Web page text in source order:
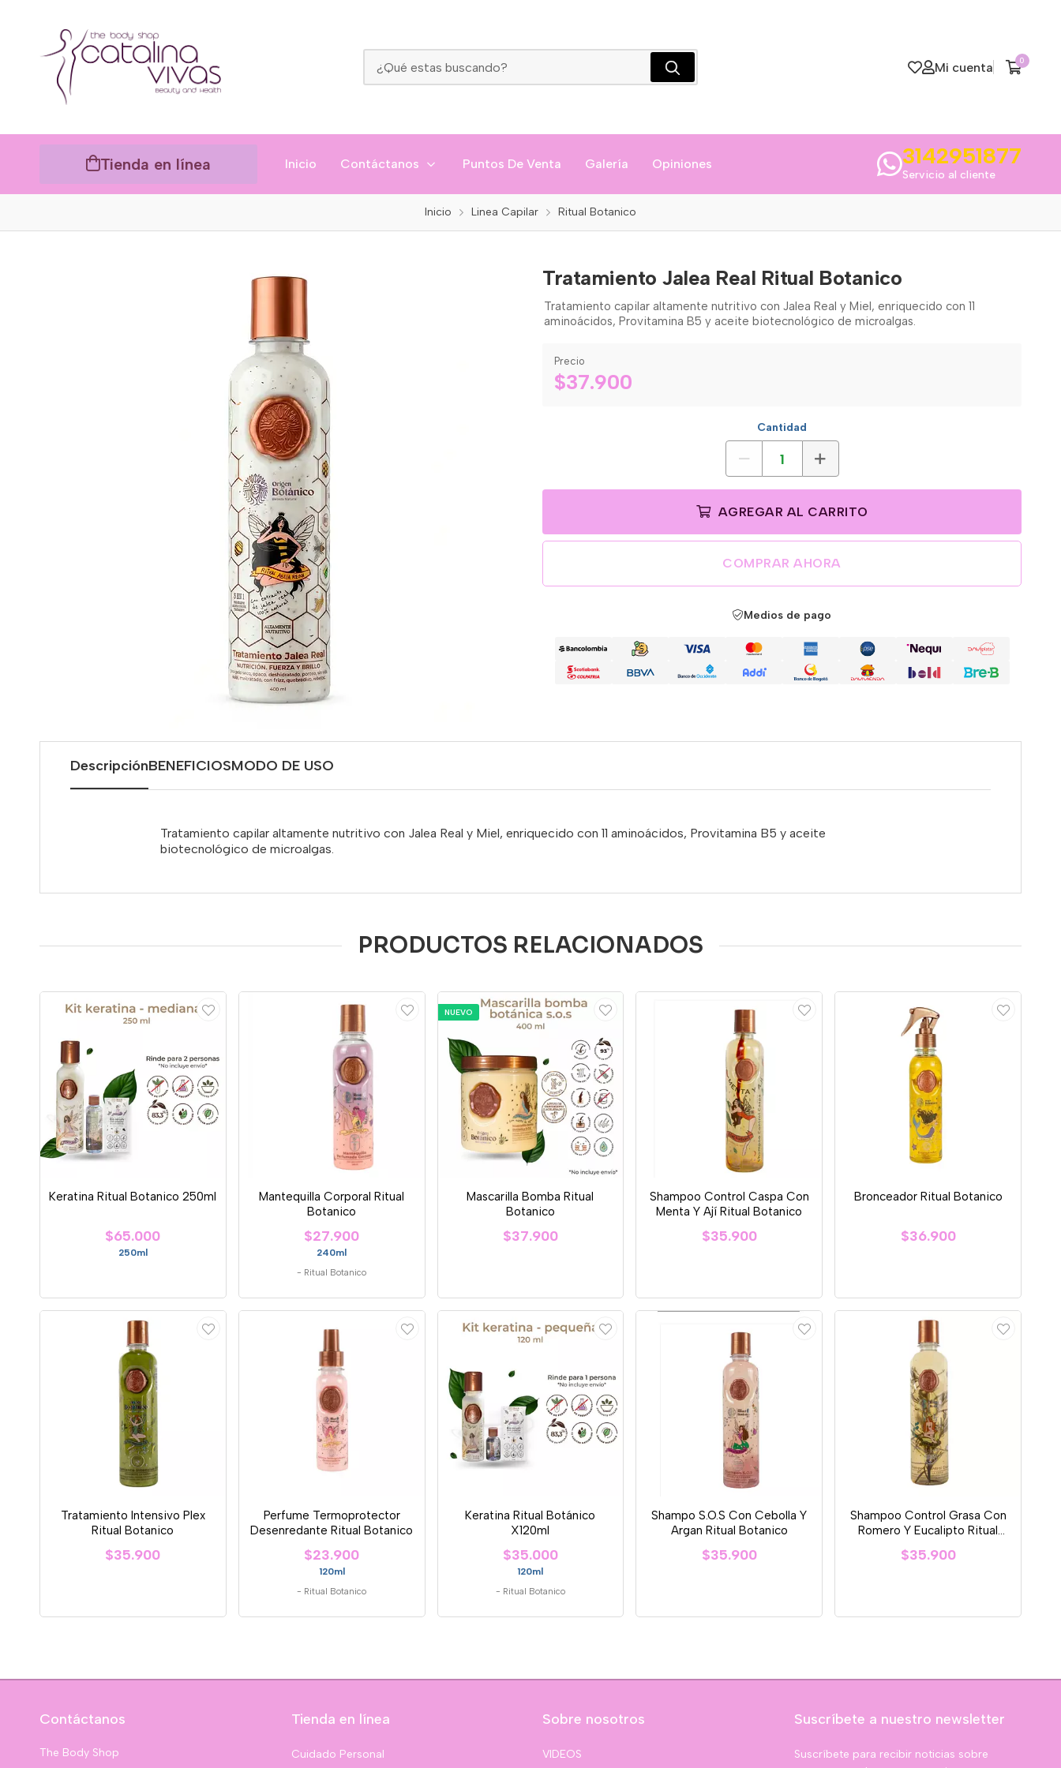
Mi cuenta 0
Tienda en línea Inicio Contáctanos Puntos De Venta Galería Opiniones 3142951877
Servicio al cliente
Inicio Linea Capilar Ritual Botanico
Tratamiento Jalea Real Ritual Botanico
Tratamiento capilar altamente nutritivo con Jalea Real y Miel, enriquecido con 11
aminoácidos, Provitamina B5 y aceite biotecnológico de microalgas.
Precio
$37.900
Cantidad
AGREGAR AL CARRITO
COMPRAR AHORA
Medios de pago
DescripciónBENEFICIOSMODO DE USO
Tratamiento capilar altamente nutritivo con Jalea Real y Miel, enriquecido con 11 aminoácidos, Provitamina B5 y aceite
biotecnológico de microalgas.
PRODUCTOS RELACIONADOS
Keratina Ritual Botanico 250ml
$65.000
250ml
Mantequilla Corporal Ritual
Botanico
$27.900
240ml
- Ritual Botanico
NUEVO
Mascarilla Bomba Ritual
Botanico
$37.900
Shampoo Control Caspa Con
Menta Y Ají Ritual Botanico
$35.900
Bronceador Ritual Botanico
$36.900
Tratamiento Intensivo Plex
Ritual Botanico
$35.900
Perfume Termoprotector
Desenredante Ritual Botanico
$23.900
120ml
- Ritual Botanico
Keratina Ritual Botánico
X120ml
$35.000
120ml
- Ritual Botanico
Shampo S.O.S Con Cebolla Y
Argan Ritual Botanico
$35.900
Shampoo Control Grasa Con
Romero Y Eucalipto Ritual
$35.900
Contáctanos
The Body Shop
Tienda en línea
Cuidado Personal
Sobre nosotros
VIDEOS
Suscríbete a nuestro newsletter
Suscríbete para recibir noticias sobre